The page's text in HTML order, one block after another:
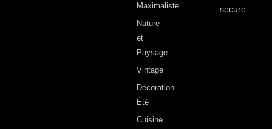
Maximaliste
Nature
et
Paysage
Vintage
Décoration
Été
Cuisine
secure